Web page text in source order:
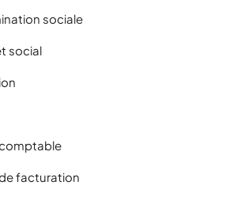
sociale
social
facturation